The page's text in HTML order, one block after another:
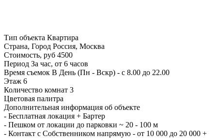
Тип объекта Квартира
Страна, Город Россия, Москва
Стоимость, руб 4500
Период За час, от 6 часов
Время съемок В День (Пн - Вскр) - с 8.00 до 22.00
Этаж 6
Количество комнат 3
Цветовая палитра
Дополнительная информация об объекте
- Бесплатная локация + Бартер
- Пешком от локации до парковки ~ 20 - 100 м
- Контакт с Собственником напрямую - от 10 000 до 20 000 +